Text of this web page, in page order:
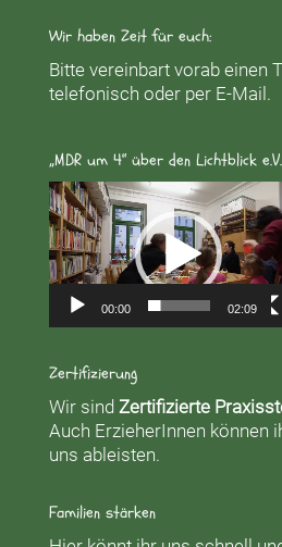
Wir haben Zeit für euch:
Bitte vereinbart vorab einen
telefonisch oder per E-Mail.
„MDR um 4“ über den Lichtblick e.V.
Video-
Player
00:00 02:09
Zertifizierung
Wir sind Zertifizierte
Auch ErzieherInnen können
uns ableisten.
Familien stärken